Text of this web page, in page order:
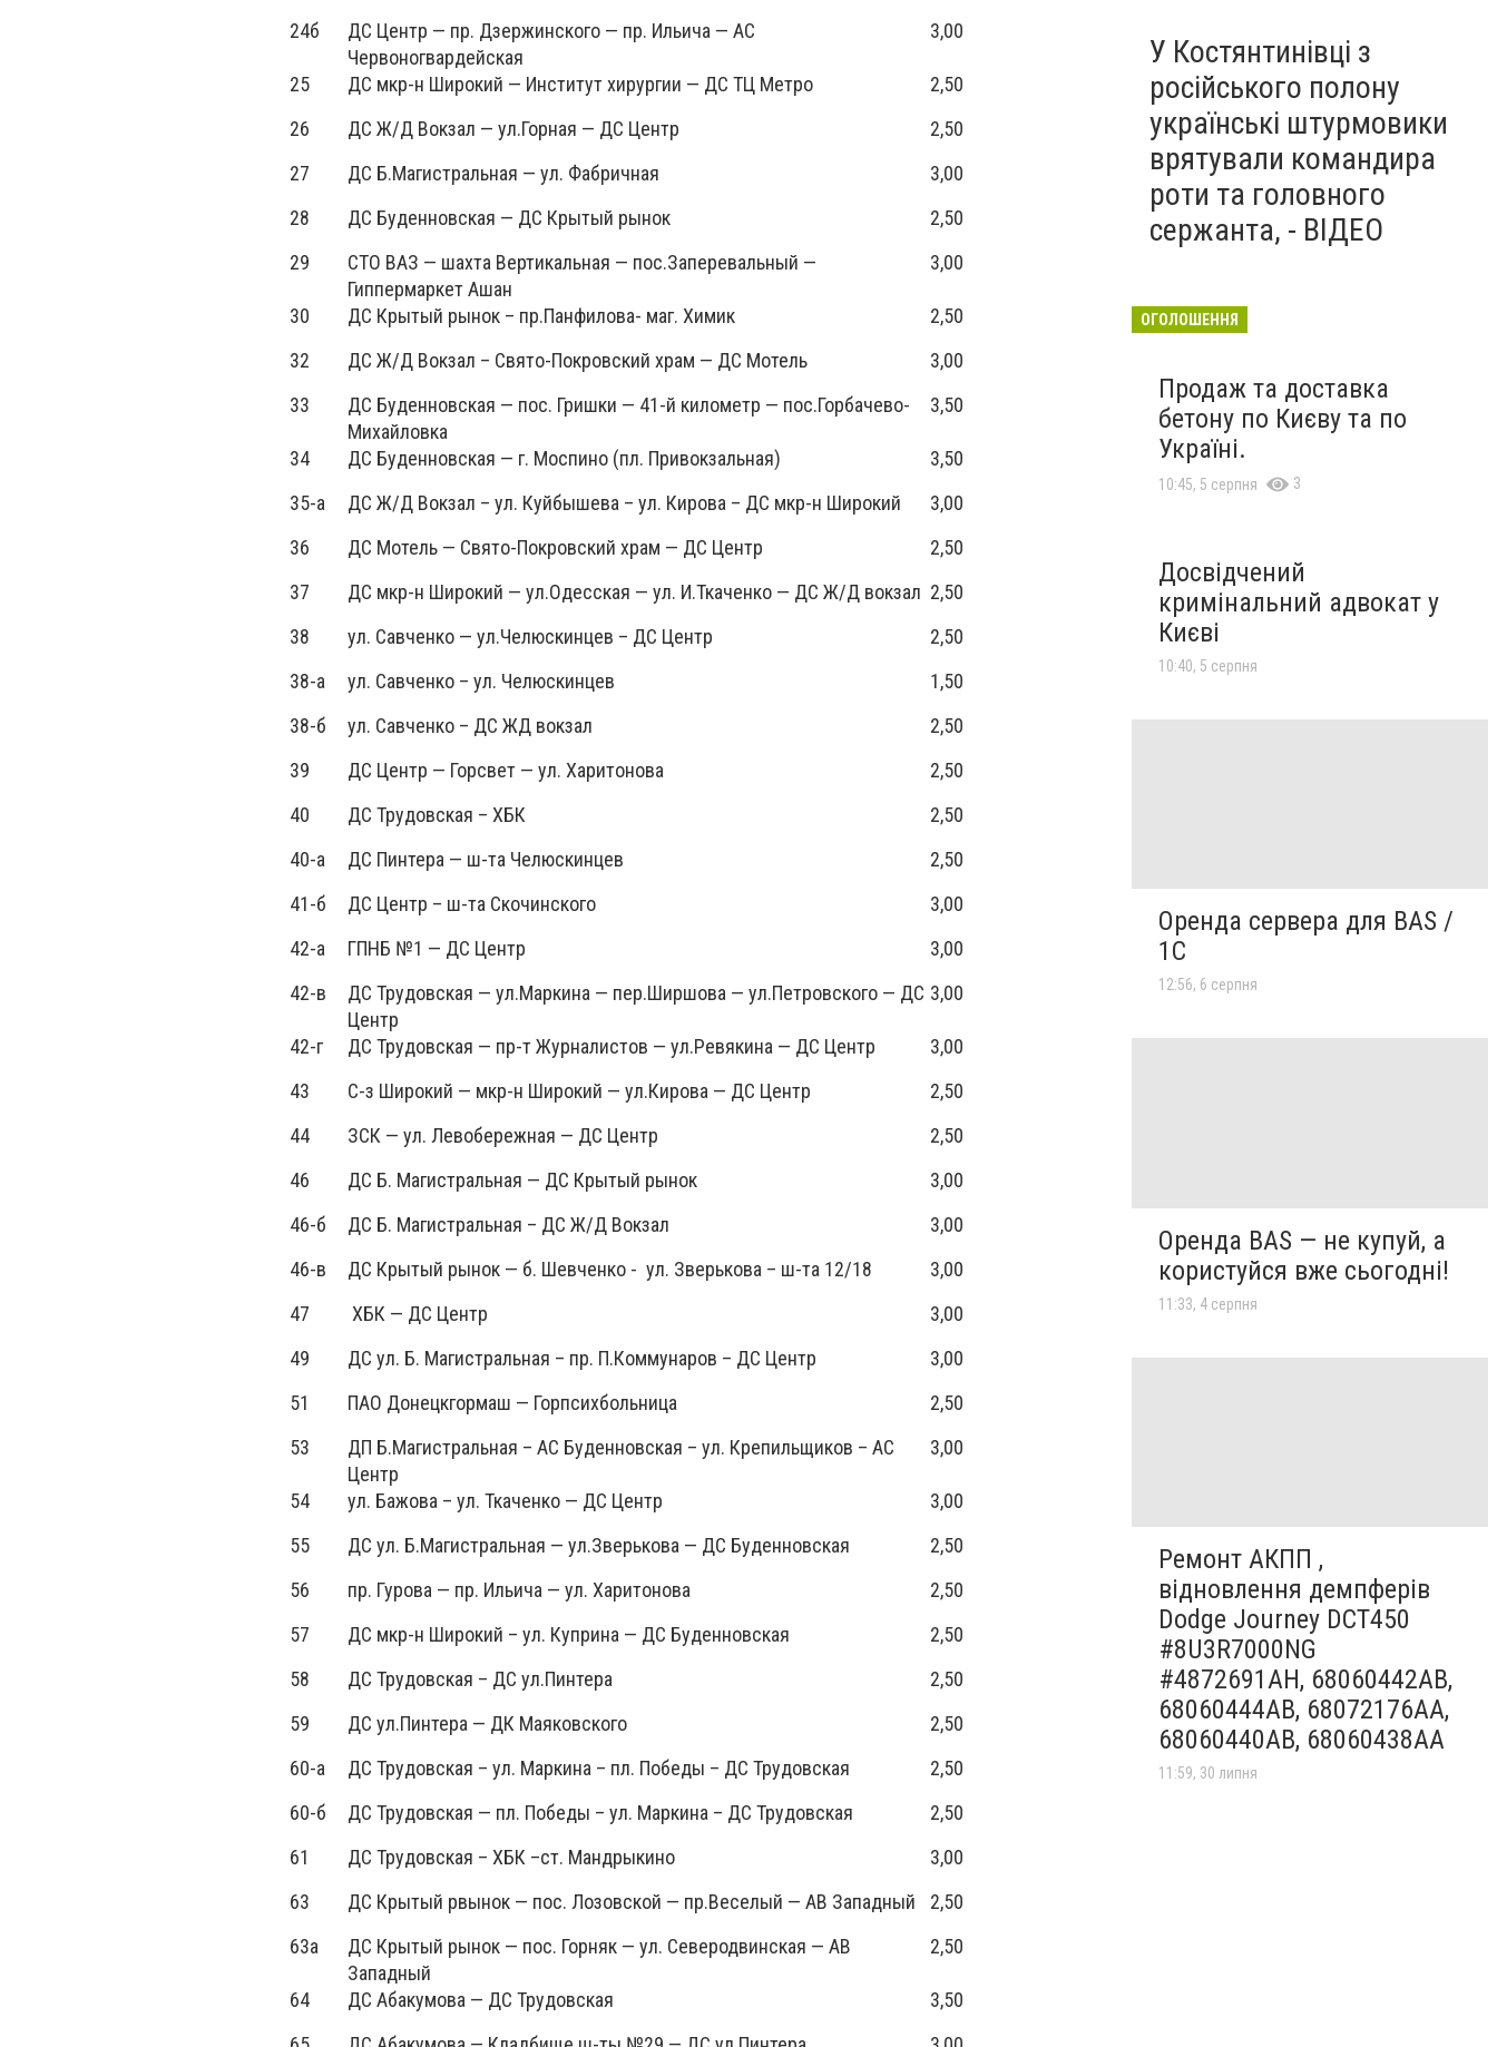
24б
ДС Центр — пр. Дзержинского — пр. Ильича — АС
Червоногвардейская
3,00
25 ДС мкр-н Широкий — Институт хирургии — ДС ТЦ Метро
2,50
26
ДС Ж/Д Вокзал — ул.Горная — ДС Центр
2,50
27
ДС Б.Магистральная — ул. Фабричная
3,00
28
ДС Буденновская — ДС Крытый рынок
2,50
29
СТО ВАЗ — шахта Вертикальная — пос.Заперевальный —
Гиппермаркет Ашан
3,00
30 ДС Крытый рынок – пр.Панфилова- маг. Химик
2,50
32
ДС Ж/Д Вокзал – Свято-Покровский храм — ДС Мотель
3,00
33
ДС Буденновская — пос. Гришки — 41-й километр — пос.Горбачево-
Михайловка
3,50
34 ДС Буденновская — г. Моспино (пл. Привокзальная)
3,50
35-а
ДС Ж/Д Вокзал – ул. Куйбышева – ул. Кирова – ДС мкр-н Широкий
3,00
36
ДС Мотель — Свято-Покровский храм — ДС Центр
2,50
37
ДС мкр-н Широкий — ул.Одесская — ул. И.Ткаченко — ДС Ж/Д вокзал 2,50
38
ул. Савченко — ул.Челюскинцев – ДС Центр
2,50
38-а
ул. Савченко – ул. Челюскинцев
1,50
38-б
ул. Савченко – ДС ЖД вокзал
2,50
39
ДС Центр — Горсвет — ул. Харитонова
2,50
40
ДС Трудовская – ХБК
2,50
40-а
ДС Пинтера — ш-та Челюскинцев
2,50
41-б
ДС Центр – ш-та Скочинского
3,00
42-а
ГПНБ №1 — ДС Центр
3,00
42-в
ДС Трудовская — ул.Маркина — пер.Ширшова — ул.Петровского — ДС
Центр
3,00
42-г ДС Трудовская — пр-т Журналистов — ул.Ревякина — ДС Центр
3,00
43
С-з Широкий — мкр-н Широкий — ул.Кирова — ДС Центр
2,50
44
ЗСК — ул. Левобережная — ДС Центр
2,50
46
ДС Б. Магистральная — ДС Крытый рынок
3,00
46-б
ДС Б. Магистральная – ДС Ж/Д Вокзал
3,00
46-в
ДС Крытый рынок — б. Шевченко - ул. Зверькова – ш-та 12/18
3,00
47
ХБК — ДС Центр
3,00
49
ДС ул. Б. Магистральная – пр. П.Коммунаров – ДС Центр
3,00
51
ПАО Донецкгормаш — Горпсихбольница
2,50
53
ДП Б.Магистральная – АС Буденновская – ул. Крепильщиков – АС
Центр
3,00
54 ул. Бажова – ул. Ткаченко — ДС Центр
3,00
55
ДС ул. Б.Магистральная — ул.Зверькова — ДС Буденновская
2,50
56
пр. Гурова — пр. Ильича — ул. Харитонова
2,50
57
ДС мкр-н Широкий – ул. Куприна — ДС Буденновская
2,50
58
ДС Трудовская – ДС ул.Пинтера
2,50
59
ДС ул.Пинтера — ДК Маяковского
2,50
60-а
ДС Трудовская – ул. Маркина – пл. Победы – ДС Трудовская
2,50
60-б
ДС Трудовская — пл. Победы – ул. Маркина – ДС Трудовская
2,50
61
ДС Трудовская – ХБК –ст. Мандрыкино
3,00
63
ДС Крытый рвынок — пос. Лозовской — пр.Веселый — АВ Западный
2,50
63а
ДС Крытый рынок — пос. Горняк — ул. Северодвинская — АВ
Западный
2,50
64 ДС Абакумова — ДС Трудовская
3,50
У Костянтинівці з
російського полону
українські штурмовики
врятували командира
роти та головного
сержанта, - ВІДЕО
ОГОЛОШЕННЯ
Продаж та доставка
бетону по Києву та по
Україні.
10:45, 5 серпня 3
Досвідчений
кримінальний адвокат у
Києві
10:40, 5 серпня
Оренда сервера для BAS /
1C
12:56, 6 серпня
Оренда BAS — не купуй, а
користуйся вже сьогодні!
11:33, 4 серпня
Ремонт АКПП ,
відновлення демпферів
Dodge Journey DCT450
#8U3R7000NG
#4872691AH, 68060442AB,
68060444AB, 68072176AA,
68060440AB, 68060438AA
11:59, 30 липня